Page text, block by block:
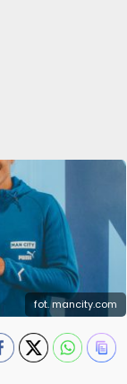
fot. mancity.com